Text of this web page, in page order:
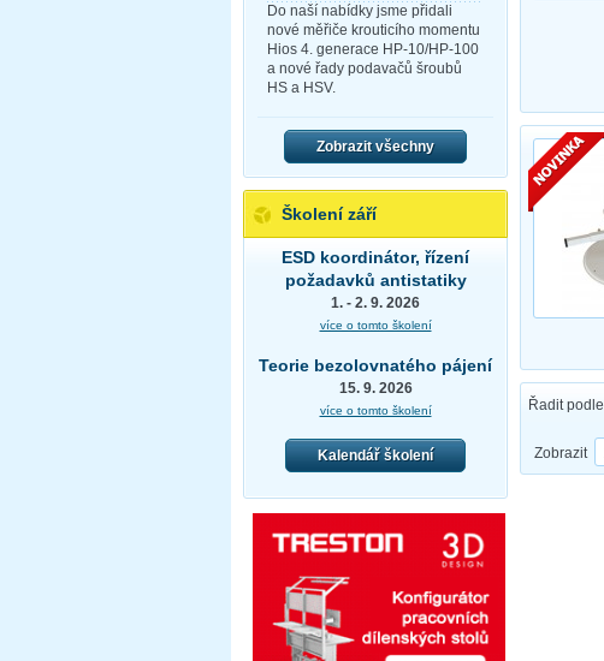
Řadit podle
Zobrazit
Do naší nabídky jsme přidali
nové měřiče krouticího momentu
Hios 4. generace HP-10/HP-100
a nové řady podavačů šroubů
HS a HSV.
Zobrazit všechny
Školení září
ESD koordinátor, řízení
požadavků antistatiky
1. - 2. 9. 2026
více o tomto školení
Teorie bezolovnatého pájení
15. 9. 2026
více o tomto školení
Kalendář školení